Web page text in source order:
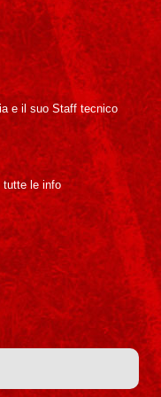
e il suo Staff tecnico
tutte le info